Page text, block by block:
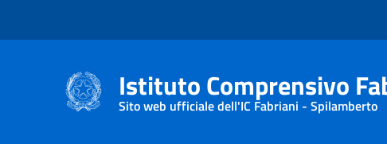
Istituto Comprensivo
Sito web ufficiale dell'IC Fabriani - Spilamberto